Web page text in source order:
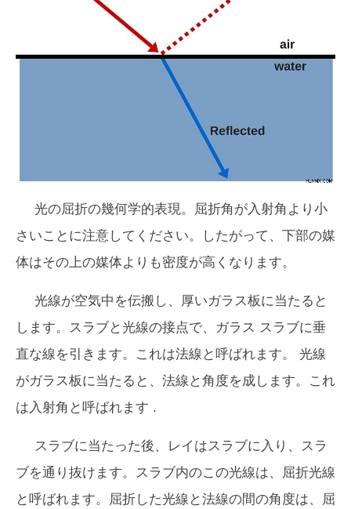
光の屈折の幾何学的表現。屈折角が入射角より小
さいことに注意してください。したがって、下部の媒
体はその上の媒体よりも密度が高くなります。
光線が空気中を伝搬し、厚いガラス板に当たると
します。スラブと光線の接点で、ガラス スラブに垂
直な線を引きます。これは法線 と呼ばれます。 光線
がガラス板に当たると、法線と角度を成します。これ
は入射角 と呼ばれます .
スラブに当たった後、レイはスラブに入り、スラ
ブを通り抜けます。スラブ内のこの光線は、屈折光線
と呼ばれます。屈折した光線と法線の間の角度は、
屈